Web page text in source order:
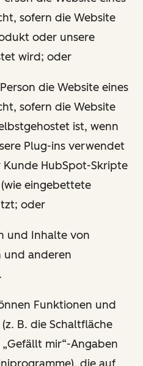
sofern die Website
oder unsere
wird; oder
die Website eines
sofern die Website
ist, wenn
Plug-ins verwendet
HubSpot-Skripte
eingebettete
oder
und Inhalte von
anderen
Funktionen und
B. die Schaltfläche
mir“-Angaben